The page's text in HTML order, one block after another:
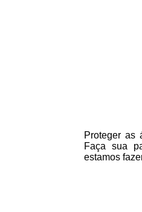
Proteger as
Faça sua
estamos